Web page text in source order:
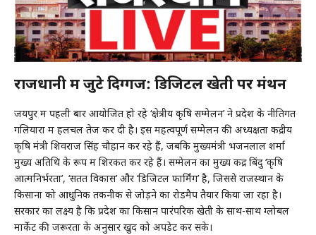
​राजधानी में जुटे दिग्गज: डिजिटल खेती पर मंथन
जयपुर में पहली बार आयोजित हो रहे ‘क्षेत्रीय कृषि सम्मेलन’ ने प्रदेश के नीतिगत
गलियारों में हलचल तेज कर दी है। इस महत्वपूर्ण सम्मेलन की अध्यक्षता केंद्रीय
कृषि मंत्री शिवराज सिंह चौहान कर रहे हैं, जबकि मुख्यमंत्री भजनलाल शर्मा
मुख्य अतिथि के रूप में शिरकत कर रहे हैं। सम्मेलन का मुख्य केंद्र बिंदु ‘कृषि
आत्मनिर्भरता’, ‘सतत विकास’ और ‘डिजिटल फार्मिंग’ है, जिससे राजस्थान के
किसानों को आधुनिक तकनीक से जोड़ने का रोडमैप तैयार किया जा रहा है।
सरकार का लक्ष्य है कि प्रदेश का किसान पारंपरिक खेती के साथ-साथ ग्लोबल
मार्केट की जरूरतों के अनुसार खुद को अपडेट कर सके।